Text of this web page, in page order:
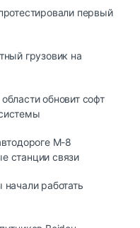
первый
грузовик на
обновит софт
М-8
станции связи
работать